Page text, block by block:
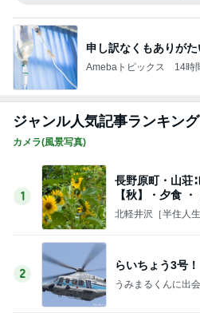
申し訳なくもありが
Amebaトピックス 14時
ジャンル人気記事ランキング
カメラ(風景写真)
1
長野原町・山荘
【秋】・夕食
北軽井沢［半住人生
2
らいちょう3号
うみまるくんに出